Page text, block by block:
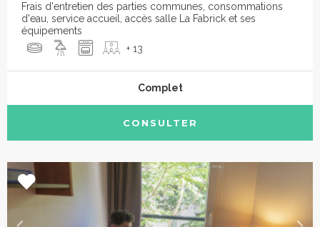
Frais d'entretien des parties communes, consommations
d'eau, service accueil, accès salle La Fabrick et ses
équipements
+ 13
Complet
CONSULTER